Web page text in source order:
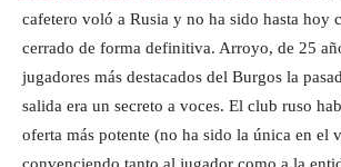
cafetero voló a Rusia y no ha sido hasta hoy
cerrado de forma definitiva. Arroyo, de 25
jugadores más destacados del Burgos la
salida era un secreto a voces. El club ruso
oferta más potente (no ha sido la única en el